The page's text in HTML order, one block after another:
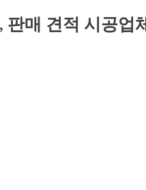
판매 견적 시공업체